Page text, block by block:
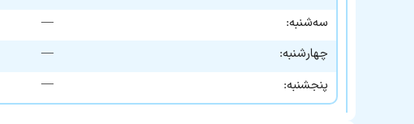
سه‌شنبه:
—
چهارشنبه:
—
پنجشنبه:
—